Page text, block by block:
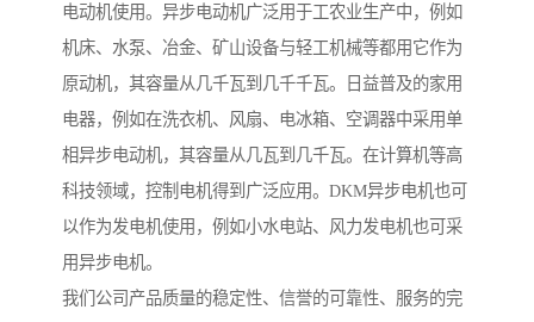
电动机使用。异步电动机广泛用于工农业生产中，例如
机床、水泵、冶金、矿山设备与轻工机械等都用它作为
原动机，其容量从几千瓦到几千千瓦。日益普及的家用
电器，例如在洗衣机、风扇、电冰箱、空调器中采用单
相异步电动机，其容量从几瓦到几千瓦。在计算机等高
科技领域，控制电机得到广泛应用。DKM异步电机也可
以作为发电机使用，例如小水电站、风力发电机也可采
用异步电机。
我们公司产品质量的稳定性、信誉的可靠性、服务的完